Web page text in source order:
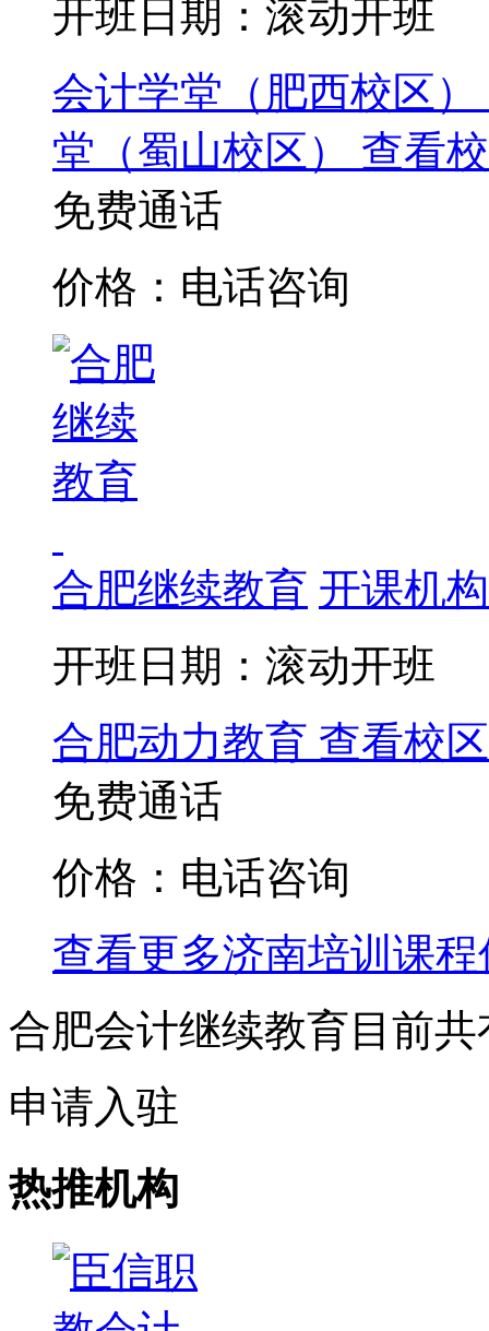
开班日期：滚动开班
会计学堂（肥西校区）
堂（蜀山校区）
查看
免费通话
价格：电话咨询
合肥继续教育 开课机
开班日期：滚动开班
合肥动力教育 查看校区
免费通话
价格：电话咨询
查看更多济南培训课程
合肥会计继续教育目前
申请入驻
热推机构